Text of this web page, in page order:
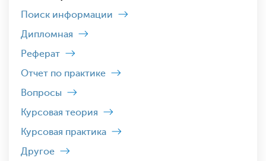
Поиск информации
Дипломная
Реферат
Отчет по практике
Вопросы
Курсовая теория
Курсовая практика
Другое